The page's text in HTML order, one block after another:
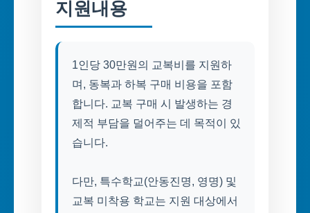
지원내용
1인당 30만원의 교복비를 지원하
며, 동복과 하복 구매 비용을 포함
합니다. 교복 구매 시 발생하는 경
제적 부담을 덜어주는 데 목적이 있
습니다.
다만, 특수학교(안동진명, 영명) 및
교복 미착용 학교는 지원 대상에서